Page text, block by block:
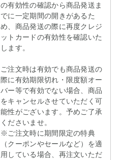
の有効性の確認から商品発送ま
でに一定期間の開きがあるた
め、商品発送の際に再度クレジ
ットカードの有効性を確認いた
します。
ご注文時は有効でも商品発送の
際に有効期限切れ・限度額オー
バー等で有効でない場合、商品
をキャンセルさせていただく可
能性がございます。予めご了承
くださいませ。
※ご注文時に期間限定の特典
（クーポンやセールなど）を適
用している場合、再注文いただ